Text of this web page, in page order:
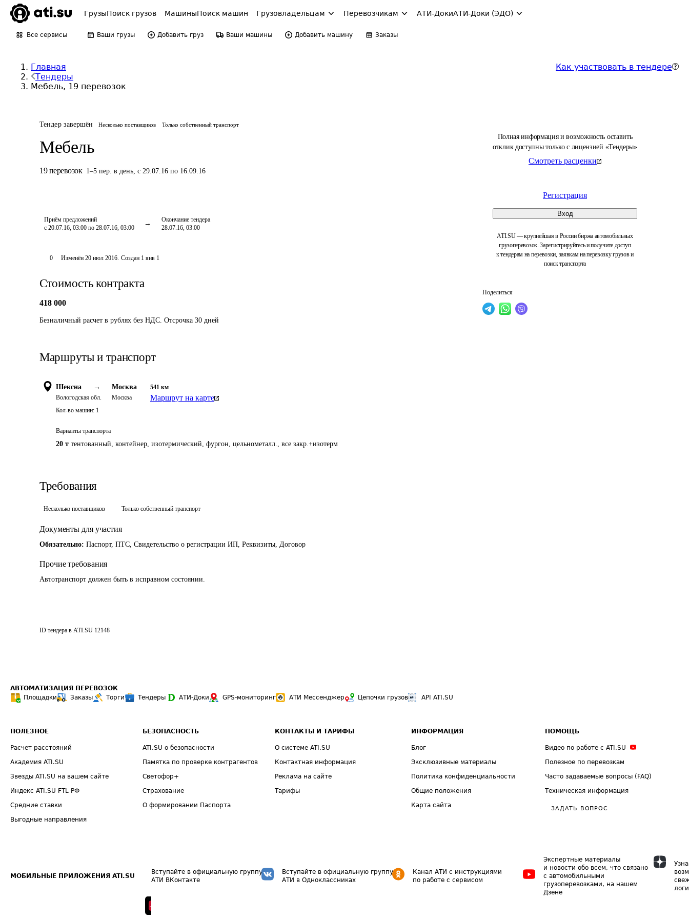
ГрузыПоиск грузов МашиныПоиск машин Грузовладельцам Перевозчикам АТИ-ДокиАТИ-Доки (ЭДО)
Все сервисы Ваши грузы Добавить груз Ваши машины Добавить машину Заказы
Главная
Тендеры
Мебель, 19 перевозок
Как участвовать в тендере
Тендер завершён Несколько поставщиков Только собственный транспорт
Мебель
19 перевозок 1–5 пер. в день, с 29.07.16 по 16.09.16
Приём предложений
с 20.07.16, 03:00 по 28.07.16, 03:00
Окончание тендера
28.07.16, 03:00
Полная информация и возможность оставить
отклик доступны только с лицензией «Тендеры»
Смотреть расценки
Регистрация
Вход
ATI.SU — крупнейшая в России биржа автомобильных
грузоперевозок. Зарегистрируйтесь и получите доступ
к тендерам на перевозки, заявкам на перевозку грузов и
поиск транспорта
Поделиться
0 Изменён 20 июл 2016. Создан 1 янв 1
Стоимость контракта
418 000
Безналичный расчет в рублях без НДС. Отсрочка 30 дней
Маршруты и транспорт
Шексна →
Вологодская обл.
Москва
Москва
541 км
Маршрут на карте
Кол-во машин: 1
Варианты транспорта
20 т тентованный, контейнер, изотермический, фургон, цельнометалл., все закр.+изотерм
Требования
Несколько поставщиков Только собственный транспорт
Документы для участия
Обязательно: Паспорт, ПТС, Свидетельство о регистрации ИП, Реквизиты, Договор
Прочие требования
Автотранспорт должен быть в исправном состоянии.
ID тендера в ATI.SU 12148
АВТОМАТИЗАЦИЯ ПЕРЕВОЗОК
Площадки
Заказы Торги Тендеры АТИ-Доки GPS-мониторинг АТИ Мессенджер Цепочки грузов API ATI.SU
ПОЛЕЗНОЕ
Расчет расстояний
Академия ATI.SU
Звезды ATI.SU на вашем сайте
Индекс ATI.SU FTL РФ
Средние ставки
Выгодные направления
БЕЗОПАСНОСТЬ
ATI.SU о безопасности
Памятка по проверке контрагентов
Светофор+
Страхование
О формировании Паспорта
КОНТАКТЫ И ТАРИФЫ
О системе ATI.SU
Контактная информация
Реклама на сайте
Тарифы
ИНФОРМАЦИЯ
Блог
Эксклюзивные материалы
Политика конфиденциальности
Общие положения
Карта сайта
ПОМОЩЬ
Видео по работе с ATI.SU
Полезное по перевозкам
Часто задаваемые вопросы (FAQ)
Техническая информация
ЗАДАТЬ ВОПРОС
МОБИЛЬНЫЕ ПРИЛОЖЕНИЯ ATI.SU
Вступайте в официальную группу
АТИ ВКонтакте
Вступайте в официальную группу
АТИ в Одноклассниках
Канал АТИ с инструкциями
по работе с сервисом
Экспертные материалы
и новости обо всем, что связано
с автомобильными
грузоперевозками, на нашем
Дзене